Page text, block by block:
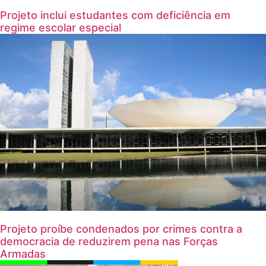
Projeto inclui estudantes com deficiência em
regime escolar especial
Projeto proíbe condenados por crimes contra a
democracia de reduzirem pena nas Forças
Armadas